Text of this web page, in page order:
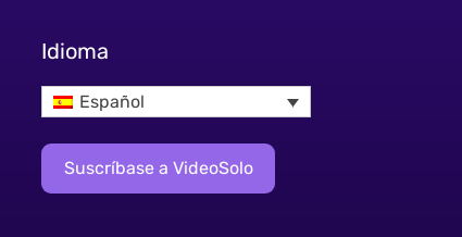
Idioma
Español
Suscríbase a VideoSolo